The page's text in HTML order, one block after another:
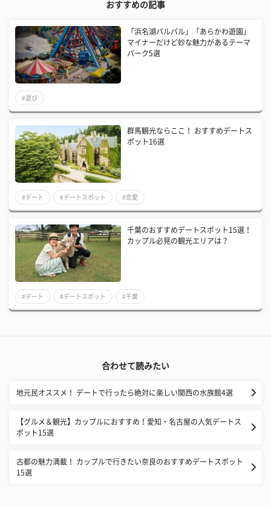
おすすめの記事
「浜名湖パルパル」「あらかわ遊園」
マイナーだけど妙な魅力があるテーマ
パーク5選
#遊び
群馬観光ならここ！ おすすめデートス
ポット16選
#デート #デートスポット #恋愛
千葉のおすすめデートスポット15選！
カップル必見の観光エリアは？
#デート #デートスポット #千葉
合わせて読みたい
地元民オススメ！ デートで行ったら絶対に楽しい関西の水族館4選
【グルメ＆観光】カップルにおすすめ！愛知・名古屋の人気デートス
ポット15選
古都の魅力満載！ カップルで行きたい奈良のおすすめデートスポット
15選